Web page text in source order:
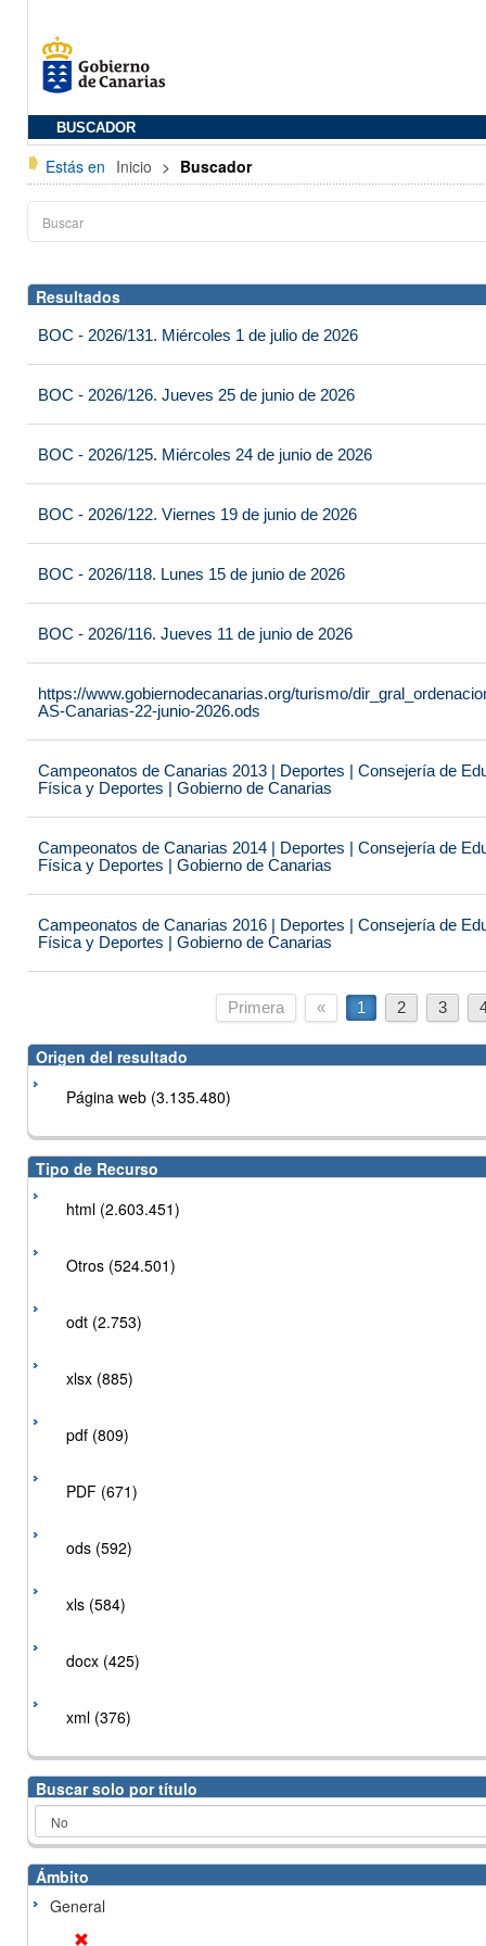
BUSCADOR
Estás en Inicio > Buscador
Resultados
BOC - 2026/131. Miércoles 1 de julio de 2026
BOC - 2026/126. Jueves 25 de junio de 2026
BOC - 2026/125. Miércoles 24 de junio de 2026
BOC - 2026/122. Viernes 19 de junio de 2026
BOC - 2026/118. Lunes 15 de junio de 2026
BOC - 2026/116. Jueves 11 de junio de 2026
https://www.gobiernodecanarias.org/turismo/
AS-Canarias-22-junio-2026.ods
Campeonatos de Canarias 2013 | Deportes | Consejería de
Física y Deportes | Gobierno de Canarias
Campeonatos de Canarias 2014 | Deportes | Consejería de
Física y Deportes | Gobierno de Canarias
Campeonatos de Canarias 2016 | Deportes | Consejería de
Física y Deportes | Gobierno de Canarias
Primera « 1 2 3
Origen del resultado
Página web (3.135.480)
Tipo de Recurso
html (2.603.451)
Otros (524.501)
odt (2.753)
xlsx (885)
pdf (809)
PDF (671)
ods (592)
xls (584)
docx (425)
xml (376)
Buscar solo por título
Ámbito
General